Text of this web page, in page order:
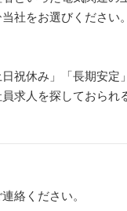
社をお選びください
祝休み」「長期安定
求人を探しておられ
絡ください。